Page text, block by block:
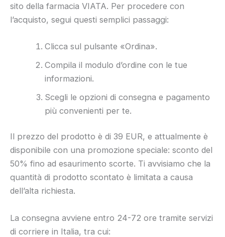
sito della farmacia VIATA. Per procedere con
l’acquisto, segui questi semplici passaggi:
Clicca sul pulsante «Ordina».
Compila il modulo d’ordine con le tue
informazioni.
Scegli le opzioni di consegna e pagamento
più convenienti per te.
Il prezzo del prodotto è di 39 EUR, e attualmente è
disponibile con una promozione speciale: sconto del
50% fino ad esaurimento scorte. Ti avvisiamo che la
quantità di prodotto scontato è limitata a causa
dell’alta richiesta.
La consegna avviene entro 24-72 ore tramite servizi
di corriere in Italia, tra cui: